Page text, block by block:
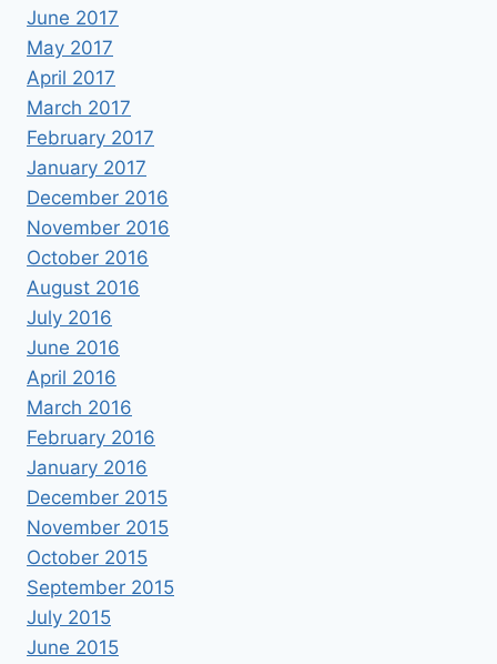
June 2017
May 2017
April 2017
March 2017
February 2017
January 2017
December 2016
November 2016
October 2016
August 2016
July 2016
June 2016
April 2016
March 2016
February 2016
January 2016
December 2015
November 2015
October 2015
September 2015
July 2015
June 2015